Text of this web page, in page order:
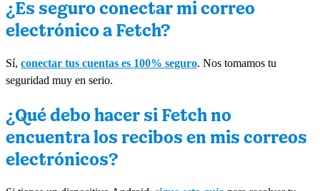
¿Es seguro conectar mi correo
electrónico a Fetch?
Sí, conectar tus cuentas es 100% seguro. Nos tomamos tu
seguridad muy en serio.
¿Qué debo hacer si Fetch no
encuentra los recibos en mis correos
electrónicos?